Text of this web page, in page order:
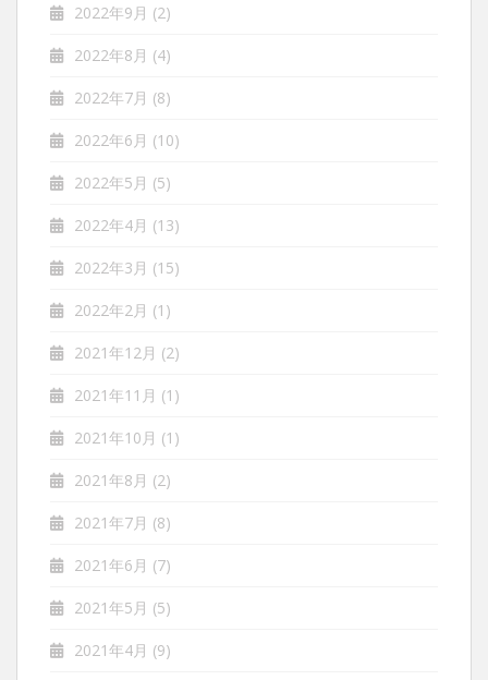
2022年9月 (2)
2022年8月 (4)
2022年7月 (8)
2022年6月 (10)
2022年5月 (5)
2022年4月 (13)
2022年3月 (15)
2022年2月 (1)
2021年12月 (2)
2021年11月 (1)
2021年10月 (1)
2021年8月 (2)
2021年7月 (8)
2021年6月 (7)
2021年5月 (5)
2021年4月 (9)